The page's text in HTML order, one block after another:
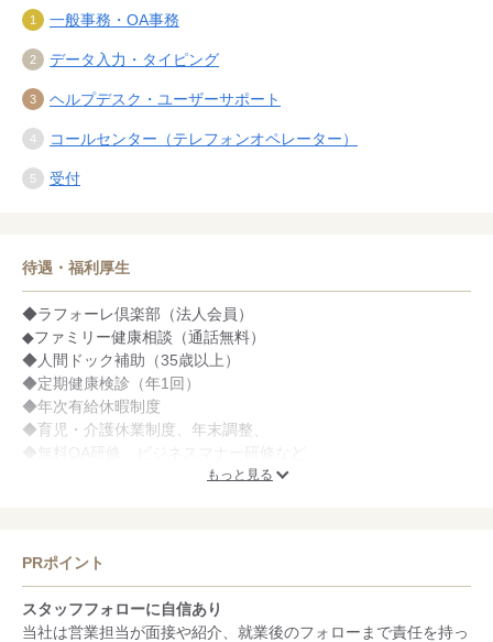
一般事務・OA事務
データ入力・タイピング
ヘルプデスク・ユーザーサポート
コールセンター（テレフォンオペレーター）
受付
待遇・福利厚生
◆ラフォーレ倶楽部（法人会員）
◆ファミリー健康相談（通話無料）
◆人間ドック補助（35歳以上）
◆定期健康検診（年1回）
◆年次有給休暇制度
◆育児・介護休業制度、年末調整、
◆厚生年金保険
◆健康保険（コムシスホールディングス健康保険組合）
◆介護保険
もっと見る
PRポイント
スタッフフォローに自信あり
当社は営業担当が面接や紹介、就業後のフォローまで責任を持っ